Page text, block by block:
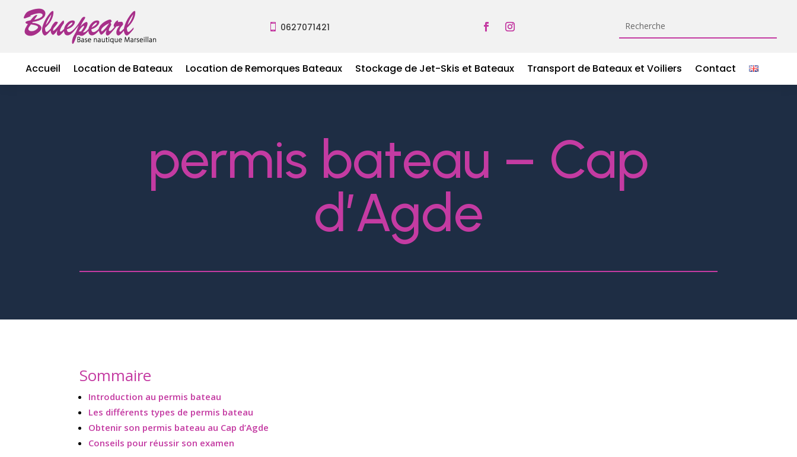
 0627071421
Accueil Location de Bateaux Location de Remorques Bateaux Stockage de Jet-Skis et Bateaux Transport de Bateaux et Voiliers Contact
permis bateau – Cap
d’Agde
Sommaire
Introduction au permis bateau
Les différents types de permis bateau
Obtenir son permis bateau au Cap d’Agde
Conseils pour réussir son examen